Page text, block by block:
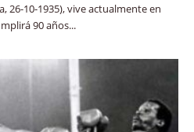
26-10-1935), vive actualmente en
90 años...